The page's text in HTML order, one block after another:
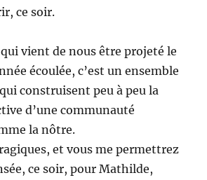
ce soir.
vient de nous être projeté le
écoulée, c’est un ensemble
construisent peu à peu la
d’une communauté
la nôtre.
et vous me permettrez
ce soir, pour Mathilde,